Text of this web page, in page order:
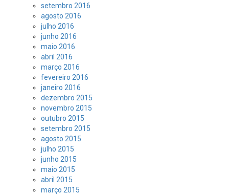
setembro 2016
agosto 2016
julho 2016
junho 2016
maio 2016
abril 2016
março 2016
fevereiro 2016
janeiro 2016
dezembro 2015
novembro 2015
outubro 2015
setembro 2015
agosto 2015
julho 2015
junho 2015
maio 2015
abril 2015
março 2015